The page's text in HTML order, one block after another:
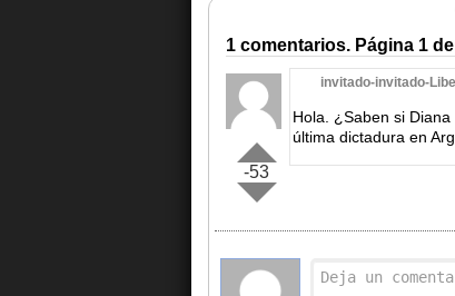
1 comentarios. Página 1
-53
invitado-invitado-
Hola. ¿Saben si
última dictadura en